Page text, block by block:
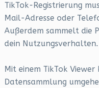
TikTok-Registrierung
Mail-Adresse oder
Außerdem sammelt
dein Nutzungsverhalten.
Mit einem TikTok Viewer
Datensammlung